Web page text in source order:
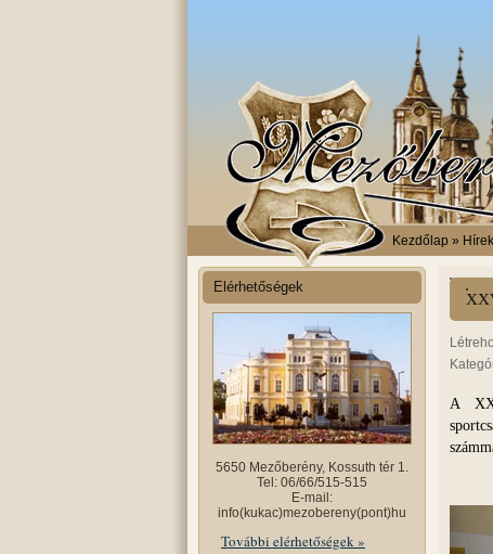
Kezdőlap »
Elérhetőségek
5650 Mezőberény, Kossuth tér 1.
Tel: 06/66/515-515
E-mail:
info(kukac)mezobereny(pont)hu
További elérhetőségek »
A